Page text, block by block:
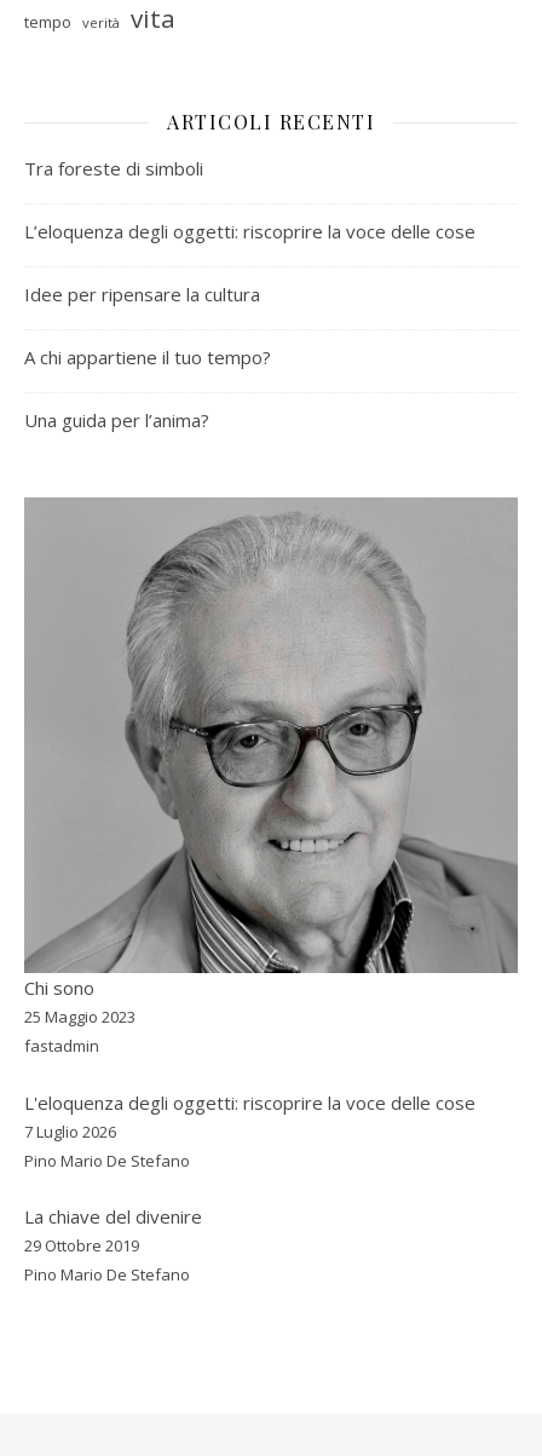
tempo verità vita
ARTICOLI RECENTI
Tra foreste di simboli
L’eloquenza degli oggetti: riscoprire la voce delle cose
Idee per ripensare la cultura
A chi appartiene il tuo tempo?
Una guida per l’anima?
Chi sono
25 Maggio 2023
fastadmin
L'eloquenza degli oggetti: riscoprire la voce delle cose
7 Luglio 2026
Pino Mario De Stefano
La chiave del divenire
29 Ottobre 2019
Pino Mario De Stefano